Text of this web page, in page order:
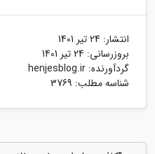
انتشار: 24 تیر 1401
بروزرسانی: 24 تیر 1401
گردآورنده: henjesblog.ir
شناسه مطلب: 3769